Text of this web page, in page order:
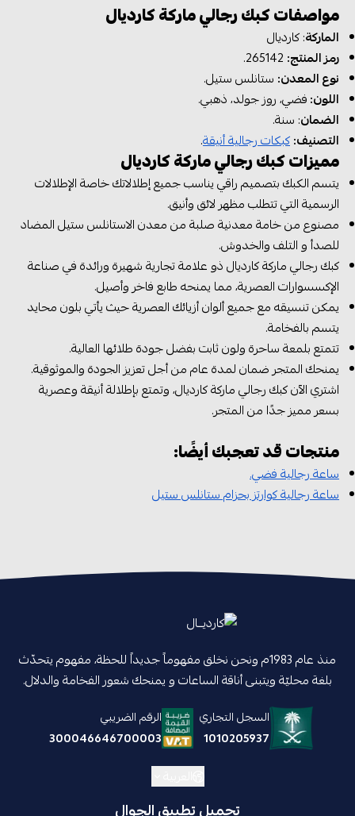
مواصفات كبك رجالي ماركة كارديال
الماركة: كارديال
رمز المنتج:
نوع المعدن: ستانلس ستيل.
اللون:فضي، روز جولد، ذهبي.
الضمان: سنة.
التصنيف:كبكات رجالية أنيقة.
مميزات كبك رجالي ماركة كارديال
يتسم الكبك بتصميم راقي يناسب جميع إطلالاتك خاصة الإطلالات
الرسمية التي تتطلب مظهر لائق وأنيق.
مصنوع من خامة معدنية صلبة من معدن الاستانلس ستيل المضاد
للصدأ و التلف والخدوش.
كبك رجالي ماركة كارديال ذو علامة تجارية شهيرة ورائدة في صناعة
الإكسسوارات العصرية، مما يمنحه طابع فاخر وأصيل.
يمكن تنسيقه مع جميع ألوان أزيائك العصرية حيث يأتي بلون محايد
يتسم بالفخامة.
تتمتع بلمعة ساحرة ولون ثابت بفضل جودة طلائها العالية.
يمنحك المتجر ضمان لمدة عام من أجل تعزيز الجودة والموثوقية.
اشتري الآن كبك رجالي ماركة كارديال، وتمتع بإطلالة أنيقة وعصرية
بسعر مميز جدًا من المتجر.
منتجات قد تعجبك أيضًا:
ساعة رجالية فضي.
ساعة رجالية كوارتز بحزام ستانلس ستيل
منذ عام 1983م ونحن نخلق مفهوماً جديداً للحظة، مفهوم يتحدّث
بلغة محليّة ويتبنى أناقة الساعات و يمنحك شعور الفخامة والدلال.
السجل التجاري
1010205937
الرقم الضريبي
300046646700003
تحميل تطبيق الجوال